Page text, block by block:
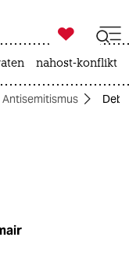

taz zahl ich
nahost-konflikt
Antisemitismus